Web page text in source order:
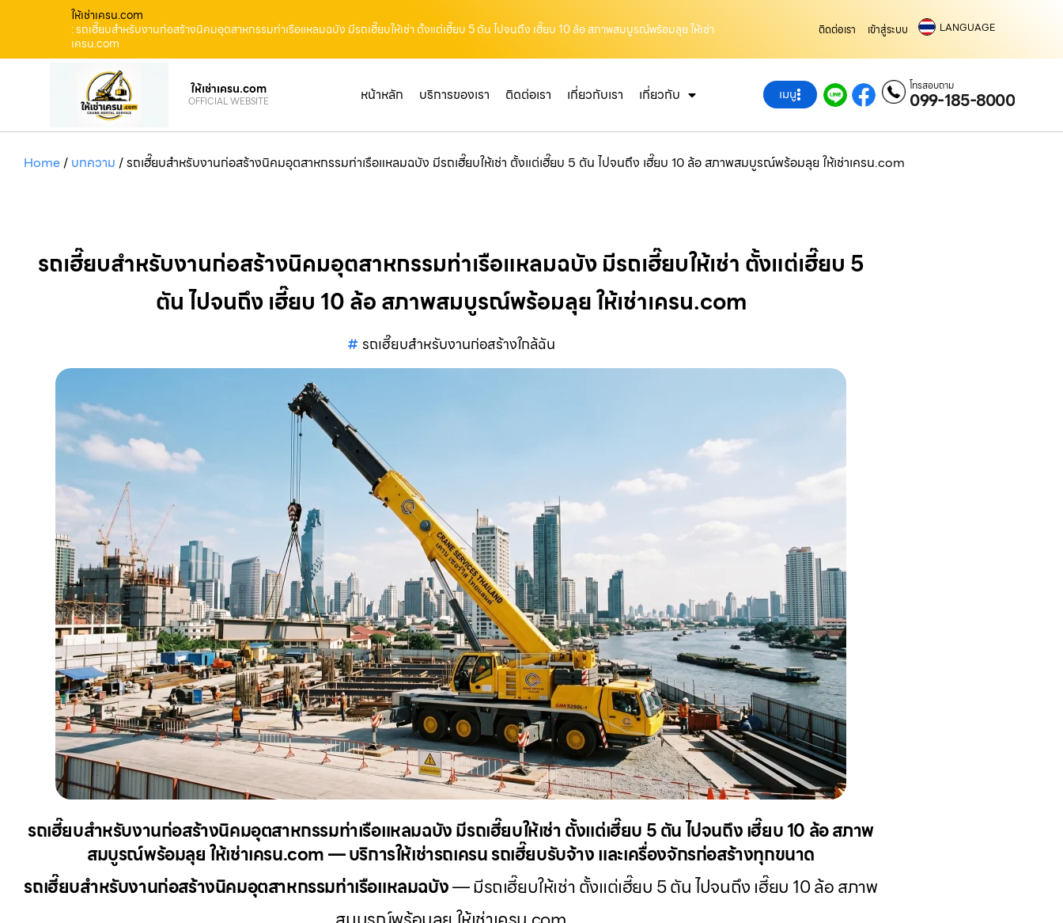
ให้เช่าเครน.com
: รถเฮี๊ยบสำหรับงานก่อสร้างนิคมอุตสาหกรรมท่าเรือแหลมฉบัง มีรถเฮี๊ยบให้เช่า ตั้งแต่เฮี๊ยบ 5 ตัน ไปจนถึง เฮี๊ยบ 10 ล้อ สภาพสมบูรณ์พร้อมลุย ให้เช่า
เครน.com
ติดต่อเรา เข้าสู่ระบบ LANGUAGE
ให้เช่าเครน.com
OFFICIAL WEBSITE หน้าหลัก บริการของเรา ติดต่อเรา เกี่ยวกับเรา เกี่ยวกับ เมนู โทรสอบถาม
099-185-8000
Home/ บทความ /รถเฮี๊ยบสำหรับงานก่อสร้างนิคมอุตสาหกรรมท่าเรือแหลมฉบัง มีรถเฮี๊ยบให้เช่า ตั้งแต่เฮี๊ยบ 5 ตัน ไปจนถึง เฮี๊ยบ 10 ล้อ สภาพสมบูรณ์พร้อมลุย ให้เช่าเครน.com
รถเฮี๊ยบสำหรับงานก่อสร้างนิคมอุตสาหกรรมท่าเรือแหลมฉบัง มีรถเฮี๊ยบให้เช่า ตั้งแต่เฮี๊ยบ 5
ตัน ไปจนถึง เฮี๊ยบ 10 ล้อ สภาพสมบูรณ์พร้อมลุย ให้เช่าเครน.com
รถเฮี๊ยบสำหรับงานก่อสร้างใกล้ฉัน
รถเฮี๊ยบสำหรับงานก่อสร้างนิคมอุตสาหกรรมท่าเรือแหลมฉบัง มีรถเฮี๊ยบให้เช่า ตั้งแต่เฮี๊ยบ 5 ตัน ไปจนถึง เฮี๊ยบ 10 ล้อ สภาพ
สมบูรณ์พร้อมลุย ให้เช่าเครน.com — บริการให้เช่ารถเครน รถเฮี๊ยบรับจ้าง และเครื่องจักรก่อสร้างทุกขนาด
รถเฮี๊ยบสำหรับงานก่อสร้างนิคมอุตสาหกรรมท่าเรือแหลมฉบัง— มีรถเฮี๊ยบให้เช่า ตั้งแต่เฮี๊ยบ 5 ตัน ไปจนถึง เฮี๊ยบ 10 ล้อ สภาพ